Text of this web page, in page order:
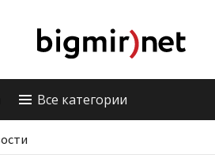
Все категории